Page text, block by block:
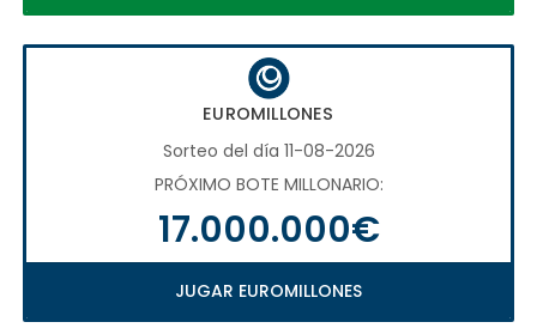
EUROMILLONES
Sorteo del día 11-08-2026
PRÓXIMO BOTE MILLONARIO:
17.000.000€
JUGAR EUROMILLONES